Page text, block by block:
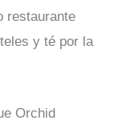
restaurante
y té por la
Orchid